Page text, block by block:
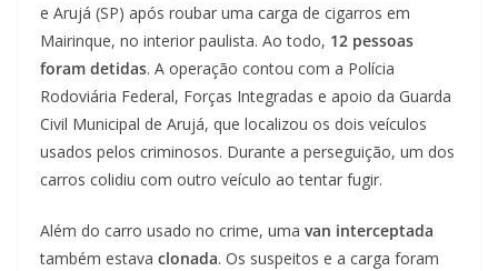
e Arujá (SP) após roubar uma carga de cigarros em
Mairinque, no interior paulista. Ao todo, 12 pessoas
foram detidas. A operação contou com a Polícia
Rodoviária Federal, Forças Integradas e apoio da Guarda
Civil Municipal de Arujá, que localizou os dois veículos
usados pelos criminosos. Durante a perseguição, um dos
carros colidiu com outro veículo ao tentar fugir.
Além do carro usado no crime, uma van interceptada
também estava clonada. Os suspeitos e a carga foram